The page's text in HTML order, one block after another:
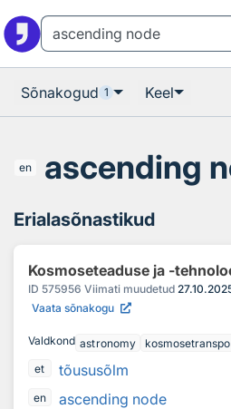
Sõnakogud 1 Keel
en ascending
Erialasõnastikud
Kosmoseteaduse ja -
ID 575956 Viimati muudetud
Vaata sõnakogu
Valdkond astronomy
et
tõususõlm
en
ascending node